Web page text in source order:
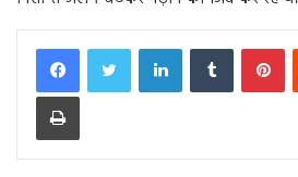
LinkedInTumblr
Print